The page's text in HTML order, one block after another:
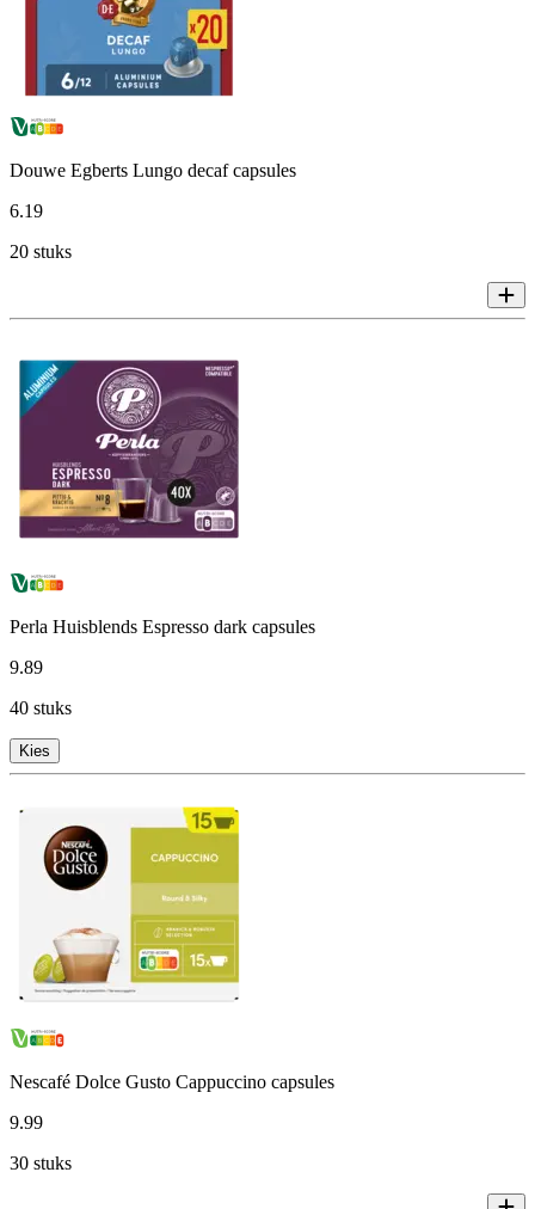
Douwe Egberts Lungo decaf capsules
6.19
20 stuks
Perla Huisblends Espresso dark capsules
9.89
40 stuks
Kies
Nescafé Dolce Gusto Cappuccino capsules
9.99
30 stuks